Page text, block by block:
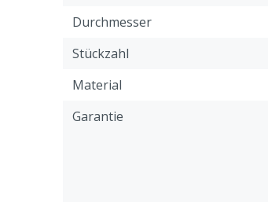
Durchmesser
Stückzahl
Material
Garantie